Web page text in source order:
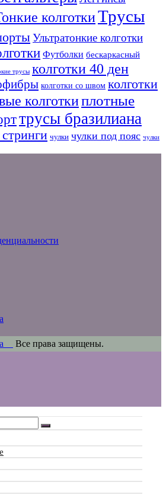
колготкиТрусы
Ультратонкие колготки
Футболки бескаркасный
трусы колготки 40 ден
колготки со швом колготки
колготкиплотные
трусы бразилиана
чулки чулки под пояс чулки
Все права защищены.